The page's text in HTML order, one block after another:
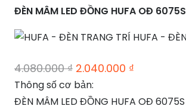
ĐÈN MÂM LED ĐỒNG HUFA OĐ 6075S
4.080.000₫ Giá
gốc
là:
2.040.000 ₫
tại
Thông số cơ bản:
ĐÈN MÂM LED ĐỒNG HUFA OĐ 6075S